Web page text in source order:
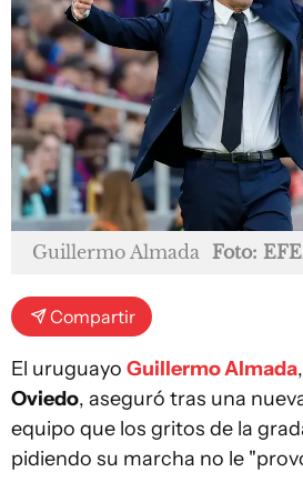
Guillermo Almada Foto:
Compartir
El uruguayo Guillermo Almada
Oviedo, aseguró tras una
equipo que los gritos de la
pidiendo su marcha no le